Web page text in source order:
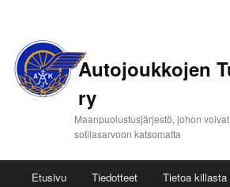
Autojoukkojen
ry
Maanpuolustusjärjestö, johon
sotilasarvoon katsomatta
Siirry
Etusivu Tiedotteet Tietoa killasta